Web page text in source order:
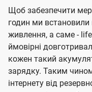
Щоб забезпечити
годин ми встановили
живлення, а саме -
ймовірні
кожен такий
зарядку. Таким
інтернету від